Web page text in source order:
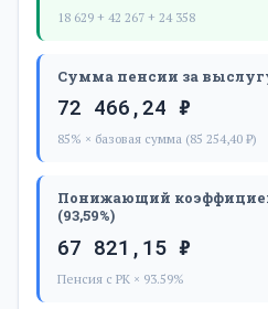
18 629 + 42 267 + 24 358
Сумма пенсии за выслугу
72 466,24 ₽
85% × базовая сумма (85 254,40 ₽)
Понижающий
(93,59%)
67 821,15 ₽
Пенсия с РК × 93.59%